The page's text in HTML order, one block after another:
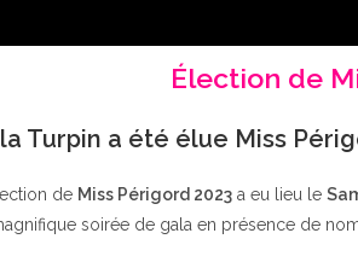
Élection de
Turpin a été élue Miss
de Miss Périgord 2023a eu lieu le
soirée de gala en présence de